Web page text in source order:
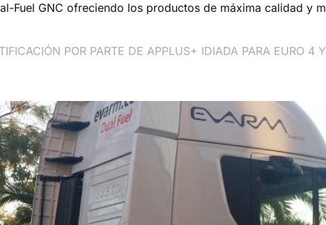
Fuel GNC ofreciendo los productos de máxima calidad y
POR PARTE DE APPLUS+ IDIADA PARA EURO 4